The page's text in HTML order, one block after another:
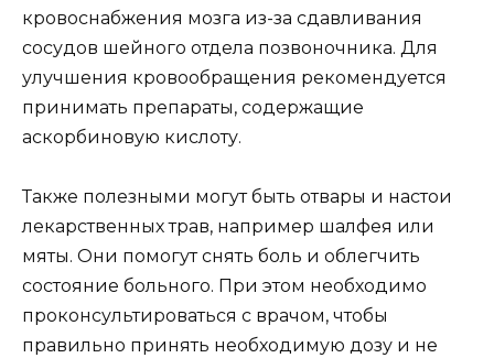
кровоснабжения мозга из-за сдавливания
сосудов шейного отдела позвоночника. Для
улучшения кровообращения рекомендуется
принимать препараты, содержащие
аскорбиновую кислоту.
Также полезными могут быть отвары и настои
лекарственных трав, например шалфея или
мяты. Они помогут снять боль и облегчить
состояние больного. При этом необходимо
проконсультироваться с врачом, чтобы
правильно принять необходимую дозу и не